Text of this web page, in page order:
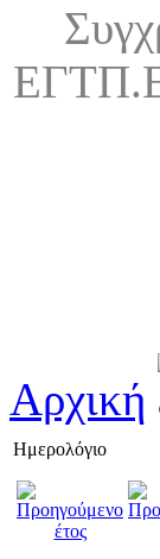
Αρχική
Ημερολόγιο